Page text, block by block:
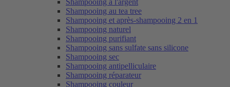
Shampooing à l'argent
Shampooing au tea tree
Shampooing et après-shampooing 2 en 1
Shampooing naturel
Shampooing purifiant
Shampooing sans sulfate sans silicone
Shampooing sec
Shampooing antipelliculaire
Shampooing réparateur
Shampooing couleur